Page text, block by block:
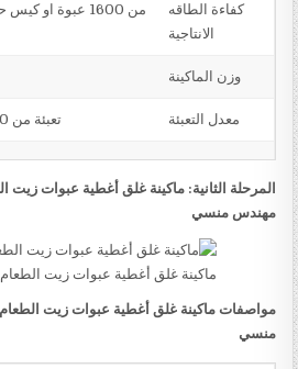
كفاءة الطاقه
الانتاجية
وزن الماكينة
معدل التعبئة تعبئة من 50 ملليلتر حتي 1000 ملليلتر
مهندس منسي
ماكينة غلق أغطية عبوات زيت الطعام
منسي